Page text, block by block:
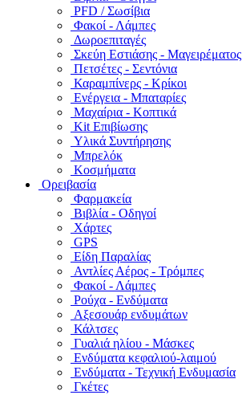
PFD / Σωσίβια
Φακοί - Λάμπες
Δωροεπιταγές
Σκεύη Εστιάσης - Μαγειρέματος
Πετσέτες - Σεντόνια
Καραμπίνερς - Κρίκοι
Ενέργεια - Μπαταρίες
Μαχαίρια - Κοπτικά
Kit Επιβίωσης
Υλικά Συντήρησης
Μπρελόκ
Κοσμήματα
Ορειβασία
Φαρμακεία
Βιβλία - Οδηγοί
Χάρτες
GPS
Είδη Παραλίας
Αντλίες Αέρος - Τρόμπες
Φακοί - Λάμπες
Ρούχα - Ενδύματα
Αξεσουάρ ενδυμάτων
Κάλτσες
Γυαλιά ηλίου - Μάσκες
Ενδύματα κεφαλιού-λαιμού
Ενδύματα - Τεχνική Ενδυμασία
Γκέτες